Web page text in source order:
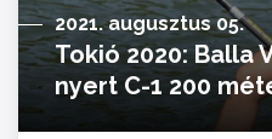
2021. augusztus 05.
Tokió 2020: Balla
nyert C-1 200